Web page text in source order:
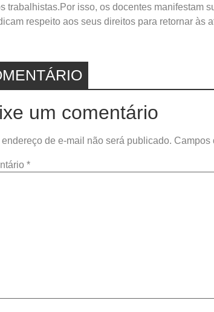
trabalhistas.Por isso, os docentes manifestam
respeito aos seus direitos para retornar às
um comentário
endereço de e-mail não será publicado. Campos
*